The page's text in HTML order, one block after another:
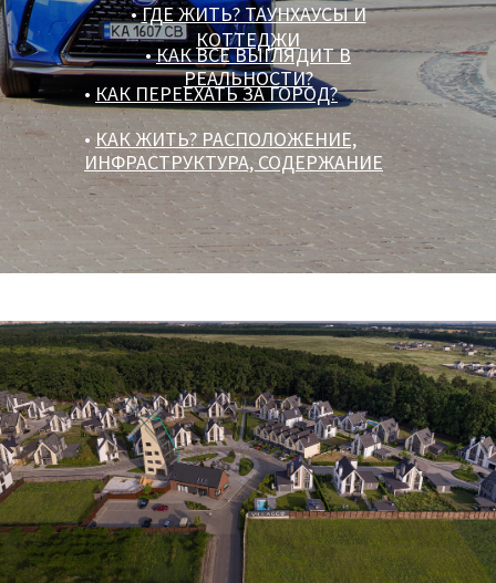
•ГДЕ ЖИТЬ? ТАУНХАУСЫ И
КОТТЕДЖИ
•КАК ВСЕ ВЫГЛЯДИТ В
РЕАЛЬНОСТИ?
• КАК ПЕРЕЕХАТЬ ЗА ГОРОД?
• КАК ЖИТЬ? РАСПОЛОЖЕНИЕ,
ИНФРАСТРУКТУРА, СОДЕРЖАНИЕ